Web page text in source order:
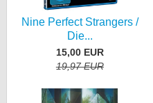
Nine Perfect Strangers /
Die...
15,00 EUR
19,97 EUR